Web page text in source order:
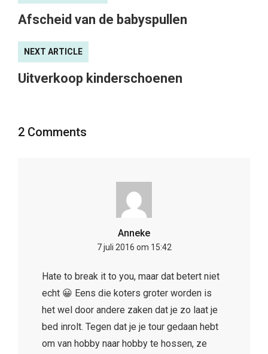
Afscheid van de babyspullen
NEXT ARTICLE
Uitverkoop kinderschoenen
2 Comments
Anneke
7 juli 2016 om 15:42
Hate to break it to you, maar dat betert niet
echt 😀 Eens die koters groter worden is
het wel door andere zaken dat je zo laat je
bed inrolt. Tegen dat je je tour gedaan hebt
om van hobby naar hobby te hossen, ze